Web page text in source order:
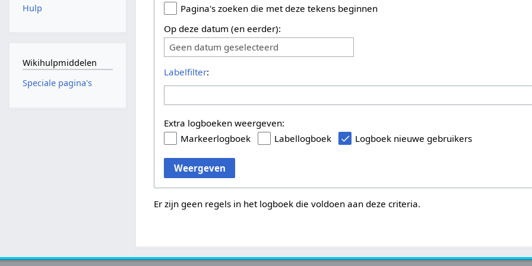
Pagina's zoeken die met deze tekens beginnen
Op deze datum (en eerder):
Geen datum geselecteerd
Labelfilter:
Extra logboeken weergeven:
Markeerlogboek
Labellogboek Logboek nieuwe gebruikers
Weergeven
Er zijn geen regels in het logboek die voldoen aan deze criteria.
Hulp
Wikihulpmiddelen
Speciale pagina's